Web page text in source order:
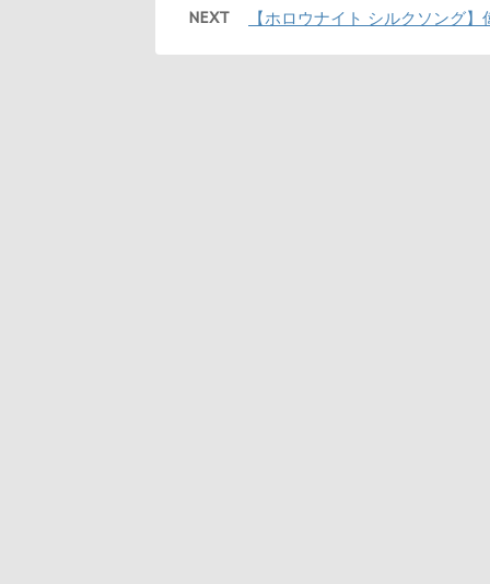
NEXT 【ホロウナイト シルクソング